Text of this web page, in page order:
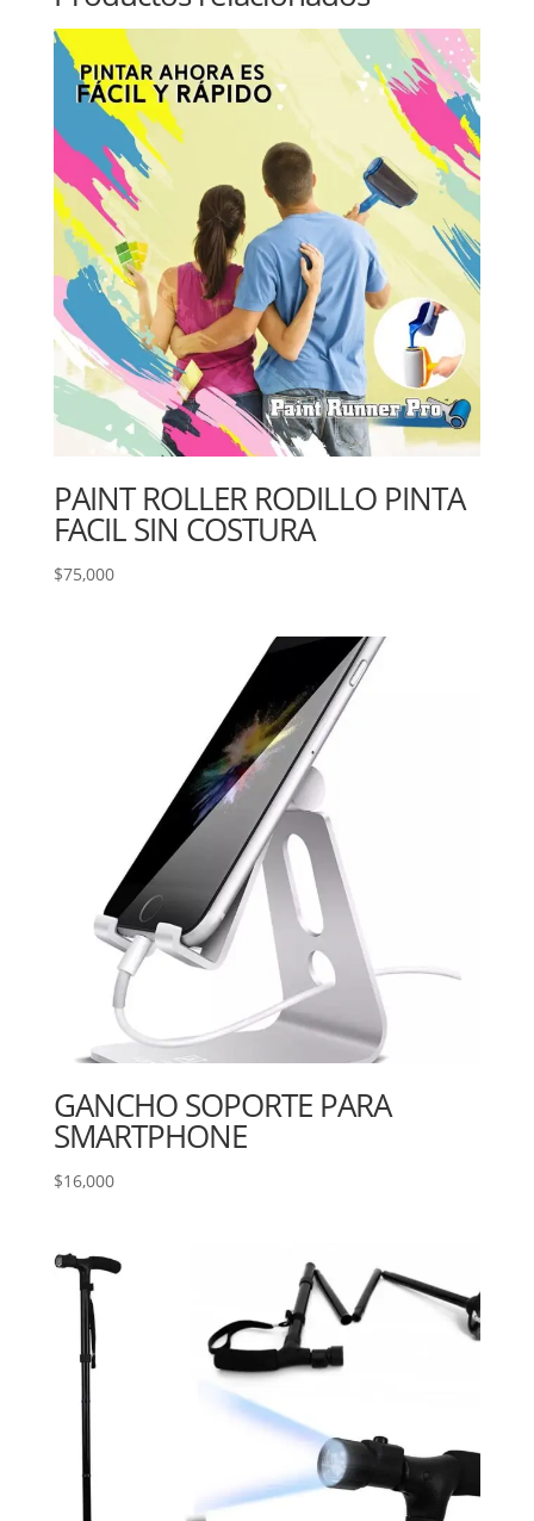
PAINT ROLLER RODILLO PINTA
FACIL SIN COSTURA
$75,000
GANCHO SOPORTE PARA
SMARTPHONE
$16,000